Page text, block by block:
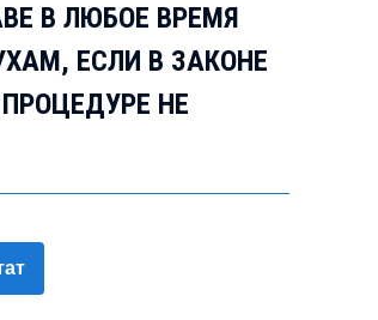
В ЛЮБОЕ ВРЕМЯ
ЕСЛИ В ЗАКОНЕ
НЕ